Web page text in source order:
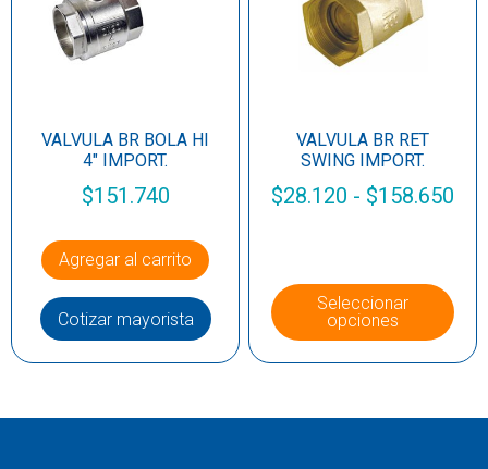
VALVULA BR BOLA HI
4″ IMPORT.
$151.740
Agregar al carrito
Cotizar mayorista
VALVULA BR RET
SWING IMPORT.
$28.120 - $158.650
Seleccionar
opciones